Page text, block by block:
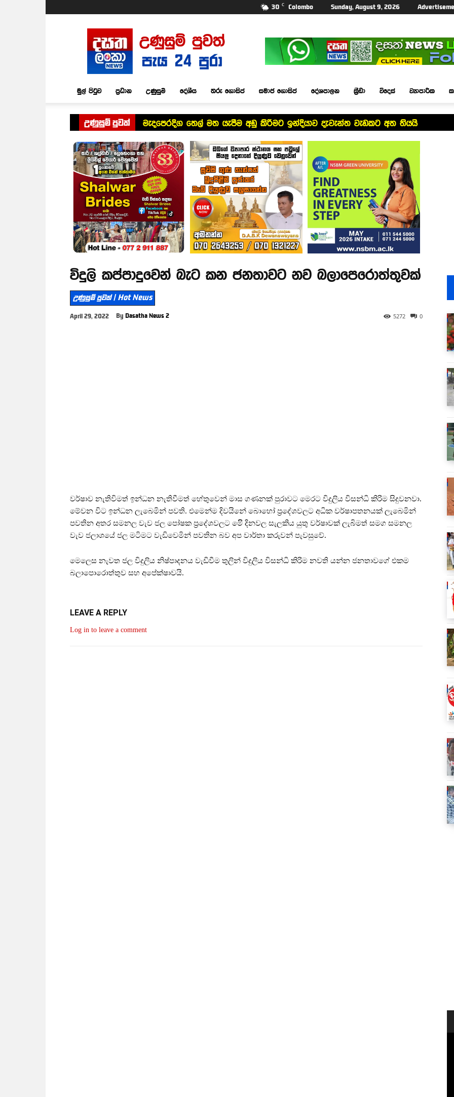
30 C Colombo Sunday, August 9, 2026
Dasatha
Lanka
News
මුල් පිටුව ප්‍රධාන උණුසුම් දේශීය තරු ගොසිප් සමාජ ගොසිප් දේශපාලන ක්‍රීඩා විදෙස් ව්‍යාපාරික
උණුසුම් පුවත් මැදපෙරදිග තෙල් මත යැපීම අඩු කිරීමට ඉන්දියාව දැවැන්ත වැඩකට අත තියයි
විදුලි කප්පාදුවෙන් බැට කන ජනතාවට නව බලාපෙරොත්තුවක්
උණුසුම් පුවත් | Hot News
April 29, 2022 By Dasatha News 2 0
5272
වර්ෂාව නැතිවිමත් ඉන්ධන නැතිවීමත් හේතුවෙන් මාස ගණනක් පුරාවට මෙරට විදුලිය විසන්ධි කිරිම සිදුවනවා.
මේවන විට ඉන්ධන ලැබෙමින් පවති. එමෙන්ම දිවයිනේ බොහෝ ප්‍රදේශවලට අධික වර්ෂාපතනයක් ලැබෙමින්
පවතින අතර සමනල වැව ජල පෝෂක ප්‍රදේශවලට මෙිි දිනවල සැලකිය යුතු වර්ෂාවක් ලැබිමත් සමග සමනල
වැව ජලාශයේ ජල මටිමට වැඩිවෙමින් පවතින බව අප වාර්තා කරුවන් පැවසුවේ.
මෙලෙස නැවත ජල විදුලිය නිෂ්පාදනය වැඩිවීම තුලින් විදුලිය විසන්ධි කිරිම නවති යන්න ජනතාවගේ එකම
බලාපොරොත්තුව සහ අපේක්ෂාවයි.
LEAVE A REPLY
Log in to leave a comment